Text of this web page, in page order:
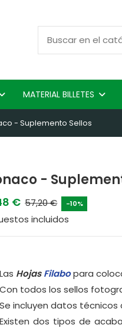
MATERIAL BILLETES
- Suplemento Sellos
-
€ 57,20 € -10%
incluidos
Las HojasFilabopara
Con todos los sellos
Se incluyen datos técnicos
Existen dos tipos de